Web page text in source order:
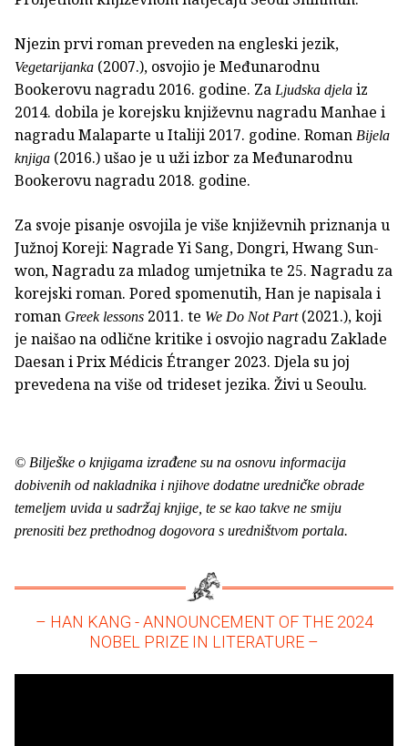
Njezin prvi roman preveden na engleski jezik,
Vegetarijanka (2007.), osvojio je Međunarodnu
Bookerovu nagradu 2016. godine. Za Ljudska djela iz
2014. dobila je korejsku književnu nagradu Manhae i
nagradu Malaparte u Italiji 2017. godine. Roman Bijela
knjiga (2016.) ušao je u uži izbor za Međunarodnu
Bookerovu nagradu 2018. godine.
Za svoje pisanje osvojila je više književnih priznanja u
Južnoj Koreji: Nagrade Yi Sang, Dongri, Hwang Sun-
won, Nagradu za mladog umjetnika te 25. Nagradu za
korejski roman. Pored spomenutih, Han je napisala i
roman Greek lessons 2011. te We Do Not Part(2021.), koji
je naišao na odlične kritike i osvojio nagradu Zaklade
Daesan i Prix Médicis Étranger 2023. Djela su joj
prevedena na više od trideset jezika. Živi u Seoulu.
© Bilješke o knjigama izrađene su na osnovu informacija
dobivenih od nakladnika i njihove dodatne uredničke obrade
temeljem uvida u sadržaj knjige, te se kao takve ne smiju
prenositi bez prethodnog dogovora s uredništvom portala.
– HAN KANG - ANNOUNCEMENT OF THE 2024
NOBEL PRIZE IN LITERATURE –